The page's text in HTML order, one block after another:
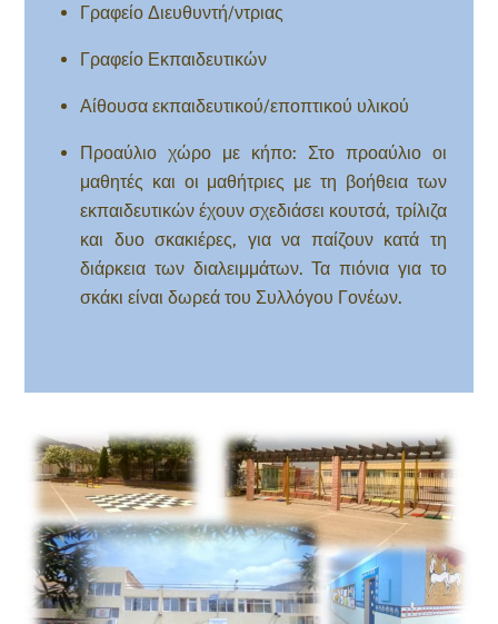
Γραφείο Διευθυντή/ντριας
Γραφείο Εκπαιδευτικών
Αίθουσα εκπαιδευτικού/εποπτικού υλικού
Προαύλιο χώρο με κήπο: Στο προαύλιο οι
μαθητές και οι μαθήτριες με τη βοήθεια των
εκπαιδευτικών έχουν σχεδιάσει κουτσά, τρίλιζα
και δυο σκακιέρες, για να παίζουν κατά τη
διάρκεια των διαλειμμάτων. Τα πιόνια για το
σκάκι είναι δωρεά του Συλλόγου Γονέων.